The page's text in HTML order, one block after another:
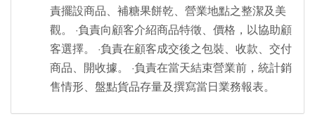
責擺設商品、補糖果餅乾、營業地點之整潔及美
觀。 ·負責向顧客介紹商品特徵、價格，以協助顧
客選擇。 ·負責在顧客成交後之包裝、收款、交付
商品、開收據。 ·負責在當天結束營業前，統計銷
售情形、盤點貨品存量及撰寫當日業務報表。